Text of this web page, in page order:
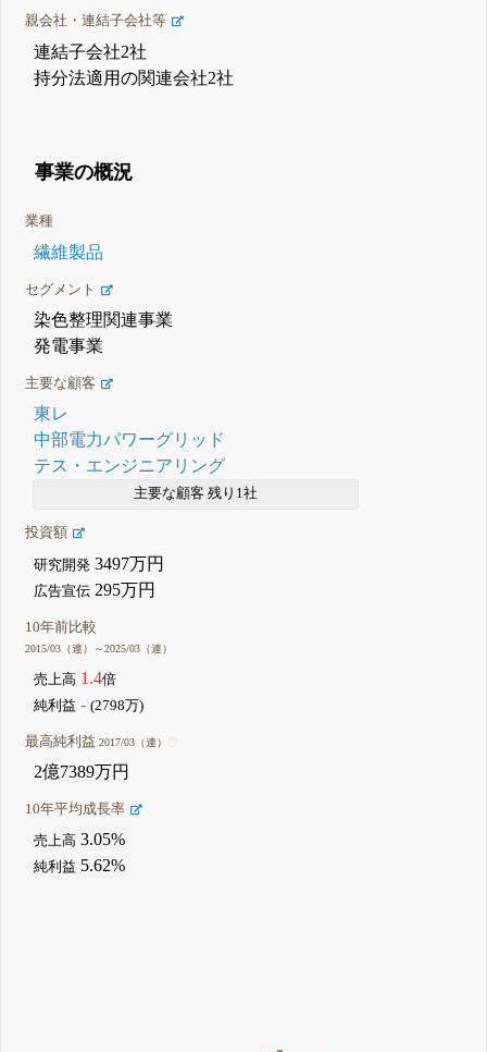
親会社・連結子会社等
連結子会社2社
持分法適用の関連会社2社
事業の概況
業種
繊維製品
セグメント
染色整理関連事業
発電事業
主要な顧客
東レ
中部電力パワーグリッド
テス・エンジニアリング
主要な顧客 残り1社
投資額
研究開発 3497万円
広告宣伝 295万円
10年前比較
2015/03（連）～2025/03（連）
売上高 1.4倍
純利益 - (2798万)
最高純利益2017/03（連）
2億7389万円
10年平均成長率
売上高 3.05%
純利益 5.62%